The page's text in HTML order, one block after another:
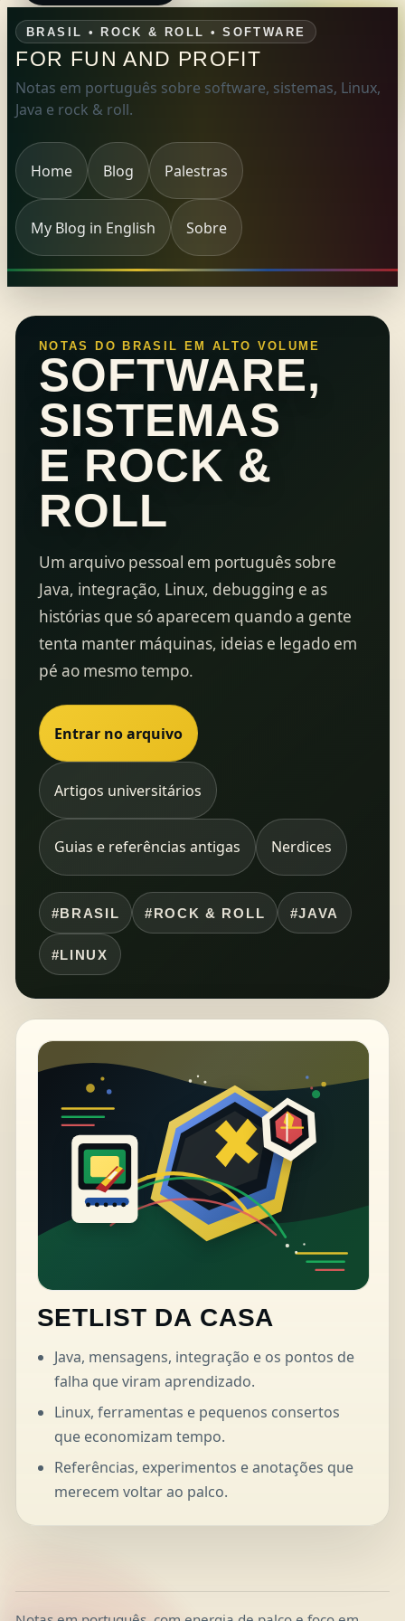
BRASIL • ROCK & ROLL • SOFTWARE
FOR FUN AND PROFIT
Notas em português sobre software, sistemas, Linux,
Java e rock & roll.
Home Blog Palestras
My Blog in English Sobre
NOTAS DO BRASIL EM ALTO VOLUME
SOFTWARE,
SISTEMAS
E ROCK &
ROLL
Um arquivo pessoal em português sobre
Java, integração, Linux, debugging e as
histórias que só aparecem quando a gente
tenta manter máquinas, ideias e legado em
pé ao mesmo tempo.
Entrar no arquivo
Artigos universitários
Guias e referências antigas Nerdices
#BRASIL #ROCK & ROLL #JAVA
#LINUX
SETLIST DA CASA
Java, mensagens, integração e os pontos de
falha que viram aprendizado.
Linux, ferramentas e pequenos consertos
que economizam tempo.
Referências, experimentos e anotações que
merecem voltar ao palco.